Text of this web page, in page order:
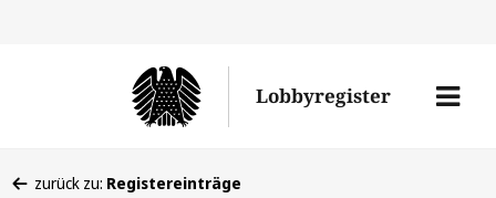
Lobbyregister
Menü
zurück zu: Registereinträge